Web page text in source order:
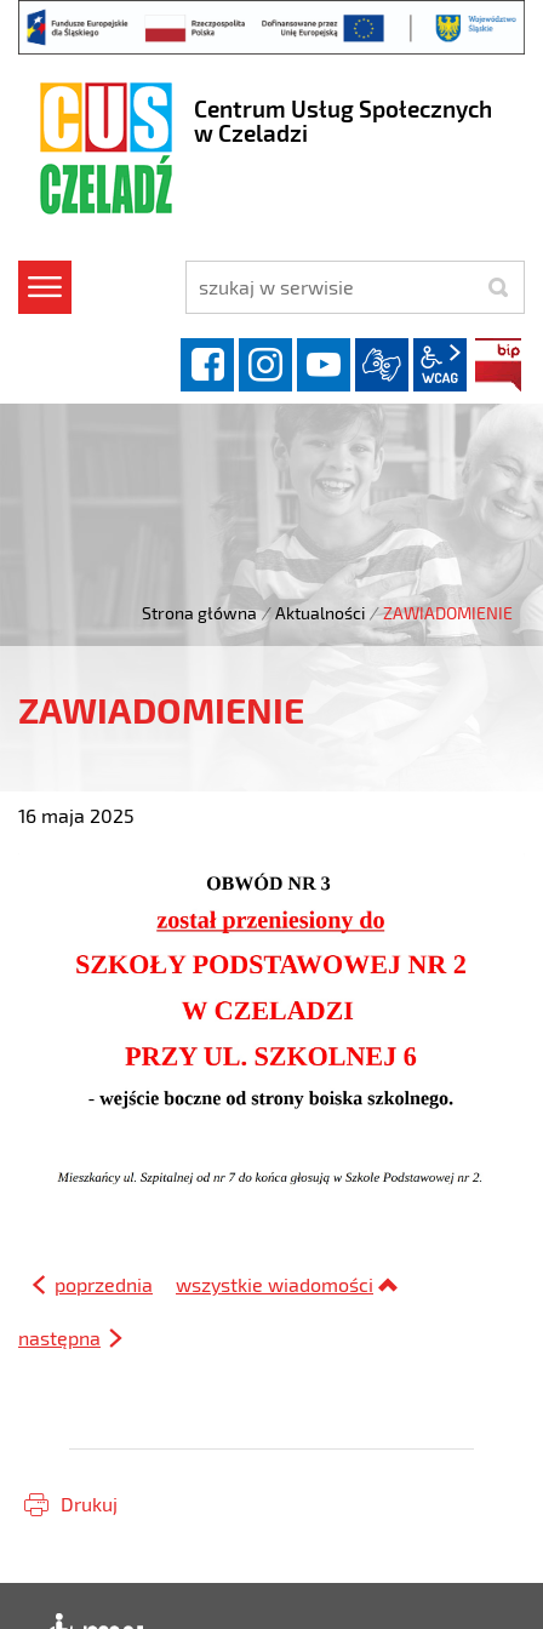
Centrum Usług Społecznych
w Czeladzi
szukaj
facebookinstagram
YouTube
wcag2.1
Strona główna / Aktualności / ZAWIADOMIENIE
ZAWIADOMIENIE
16 maja 2025
poprzednia wszystkie wiadomości
następna
Drukuj